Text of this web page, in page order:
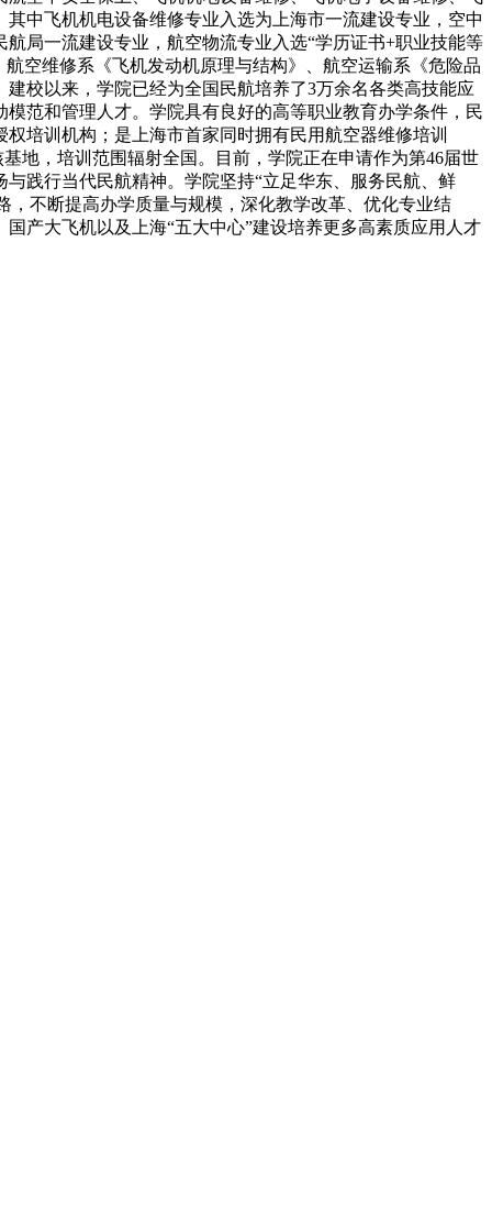
中飞机机电设备维修专业入选为上海市一流建设专业，空中
局一流建设专业，航空物流专业入选“学历证书+职业技能等
空维修系《飞机发动机原理与结构》、航空运输系《危险品
校以来，学院已经为全国民航培养了3万余名各类高技能应
范和管理人才。学院具有良好的高等职业教育办学条件，民
培训机构；是上海市首家同时拥有民用航空器维修培训
地，培训范围辐射全国。目前，学院正在申请作为第46届世
践行当代民航精神。学院坚持“立足华东、服务民航、鲜
，不断提高办学质量与规模，深化教学改革、优化专业结
产大飞机以及上海“五大中心”建设培养更多高素质应用人才